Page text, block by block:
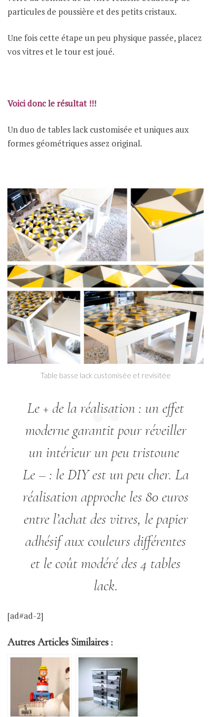
particules de poussière et des petits cristaux.
Une fois cette étape un peu physique passée, placez
vos vitres et le tour est joué.
Voici donc le résultat !!!
Un duo de tables lack customisée et uniques aux
formes géométriques assez original.
Table basse lack customisée et revisitée
Le + de la réalisation : un effet
moderne garantit pour réveiller
un intérieur un peu tristoune
Le – : le DIY est un peu cher. La
réalisation approche les 80 euros
entre l’achat des vitres, le papier
adhésif aux couleurs différentes
et le coût modéré des 4 tables
lack.
[ad#ad-2]
Autres Articles Similaires :